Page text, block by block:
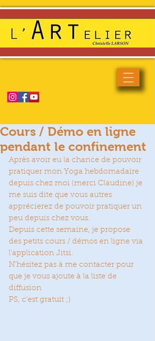
Cours / Démo en ligne
pendant le confinement
Après avoir eu la chance de pouvoir
pratiquer mon Yoga hebdomadaire
depuis chez moi (merci Claudine) je
me suis dite que vous autres
apprécierez de pouvoir pratiquer un
peu depuis chez vous.
Depuis cette semaine, je propose
des petits cours / démos en ligne via
l'application Jitsi.
N'hésitez pas à me contacter pour
que je vous ajoute à la liste de
diffusion
PS, c'est gratuit ;)